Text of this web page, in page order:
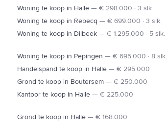
Woning te koop in Halle —€ 298.000 · 3 slk.
Woning te koop in Rebecq —€ 699.000 · 3 slk.
Woning te koop in Dilbeek —€ 1.295.000 · 5 slk.
Woning te koop in Pepingen —€ 695.000 · 8 slk.
Handelspand te koop in Halle —€ 295.000
Grond te koop in Boutersem —€ 250.000
Kantoor te koop in Halle —€ 225.000
Grond te koop in Halle —€ 168.000